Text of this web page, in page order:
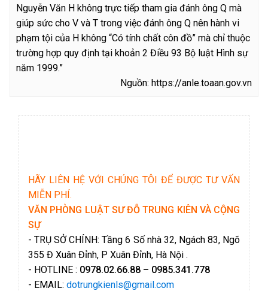
Nguyễn Văn H không trực tiếp tham gia đánh ông Q mà
giúp sức cho V và T trong việc đánh ông Q nên hành vi
phạm tội của H không “Có tính chất côn đồ” mà chỉ thuộc
trường hợp quy định tại khoản 2 Điều 93 Bộ luật Hình sự
năm 1999.”
Nguồn: https://anle.toaan.gov.vn
HÃY LIÊN HỆ VỚI CHÚNG TÔI ĐỂ ĐƯỢC TƯ VẤN
MIỄN PHÍ.
VĂN PHÒNG LUẬT SƯ ĐỖ TRUNG KIÊN VÀ CỘNG
SỰ
- TRỤ SỞ CHÍNH: Tầng 6 Số nhà 32, Ngách 83, Ngõ
355 Đ Xuân Đỉnh, P Xuân Đỉnh, Hà Nội .
- HOTLINE : 0978.02.66.88 – 0985.341.778
- EMAIL: dotrungkienls@gmail.com